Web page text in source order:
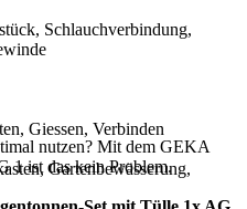
Schlauchverbindung,
Giessen, Verbinden
Gartenbewässerung,
nutzen? Mit dem GEKA
1 ist das kein Problem.